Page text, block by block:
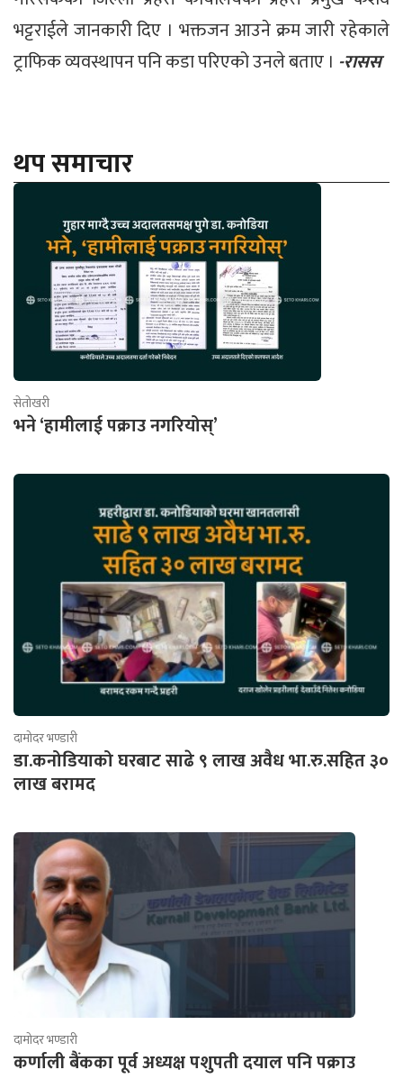
भट्टराईले जानकारी दिए । भक्तजन आउने क्रम जारी रहेकाले
ट्राफिक व्यवस्थापन पनि कडा परिएको उनले बताए । -रासस
थप समाचार
सेतोखरी
भने ‘हामीलाई पक्राउ नगरियोस्’
दामोदर भण्डारी
डा.कनोडियाको घरबाट साढे ९ लाख अवैध भा.रु.सहित ३०
लाख बरामद
दामोदर भण्डारी
कर्णाली बैंकका पूर्व अध्यक्ष पशुपती दयाल पनि पक्राउ